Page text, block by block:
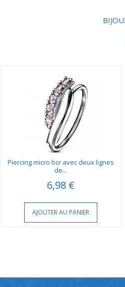
Piercing micro bcr avec deux lignes
de...
6,98 €
AJOUTER AU PANIER